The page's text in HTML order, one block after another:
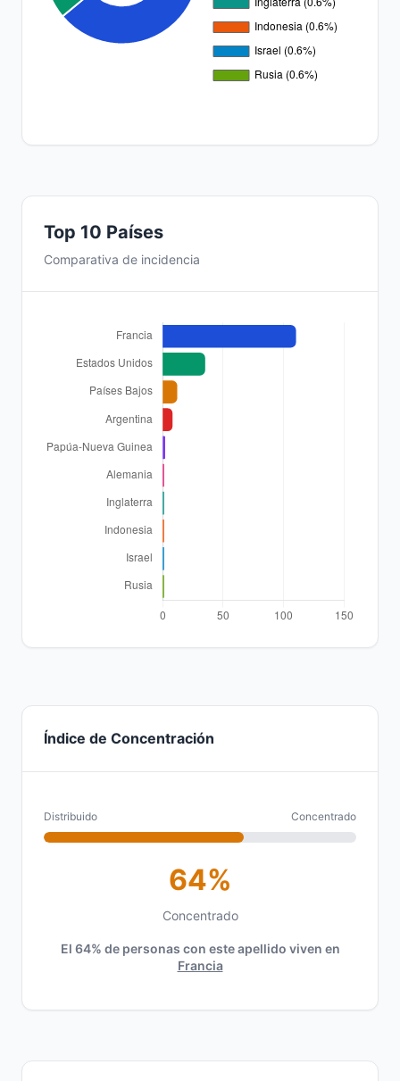
Top 10 Países
Comparativa de incidencia
Índice de Concentración
Distribuido Concentrado
64%
Concentrado
El 64% de personas con este apellido viven en
Francia